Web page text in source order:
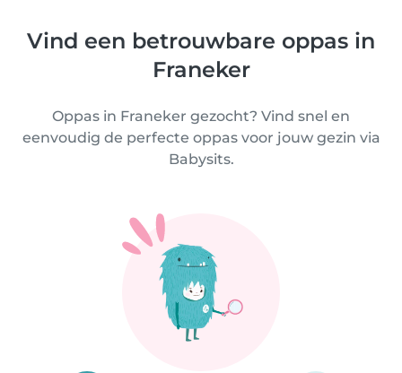
Vind een betrouwbare oppas in
Franeker
Oppas in Franeker gezocht? Vind snel en
eenvoudig de perfecte oppas voor jouw gezin via
Babysits.